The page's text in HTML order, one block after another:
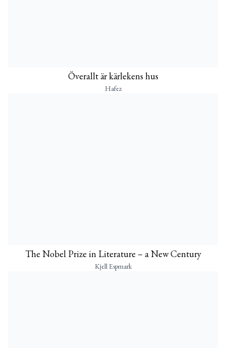
Överallt är kärlekens hus
Hafez
The Nobel Prize in Literature – a New Century
Kjell Espmark